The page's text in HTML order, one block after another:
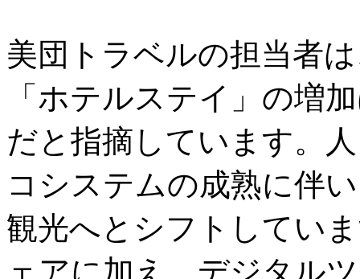
美団トラベルの担当者
「ホテルステイ」の増
だと指摘しています。
コシステムの成熟に伴
観光へとシフトしてい
ェアに加え、デジタル